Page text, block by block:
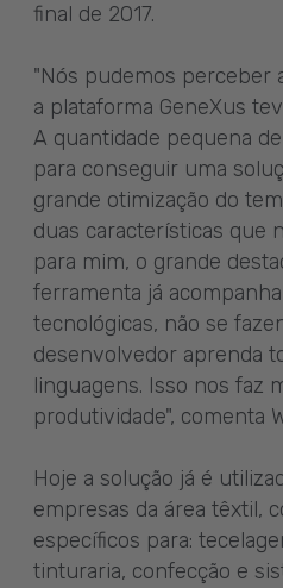
final de 2017.
"Nós pudemos perceber
a plataforma GeneXus
A quantidade pequena
para conseguir uma
grande otimização do
duas características que
para mim, o grande
ferramenta já
tecnológicas, não se
desenvolvedor aprenda
linguagens. Isso nos faz
produtividade", comenta
Hoje a solução já é
empresas da área têxtil,
específicos para:
tinturaria, confecção e